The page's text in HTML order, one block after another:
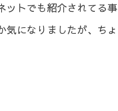
トでも紹介されてる
になりましたが、ち